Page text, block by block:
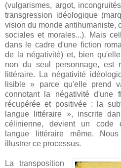
(vulgarismes, argot,
transgression idéologique
vision du monde antihumaniste,
sociales et morales...). Mais
dans le cadre d'une fiction
de la négativité) et, bien
non du seul personnage, est
littéraire. La négativité
lisible » parce qu'elle prend
connotant la négativité
récupérée et positivée : la
langue littéraire », inscrite
célinienne, devient un code
langue littéraire même.
illustrer ce processus.
La transposition